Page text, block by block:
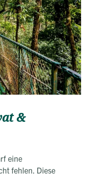
&
eine
fehlen. Diese